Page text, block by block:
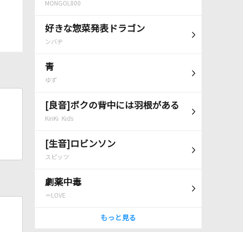
MONGOL800
好きな惣菜発表ドラゴン
ンバヂ
青
ゆず
[良音]ボクの背中には羽根がある
KinKi Kids
[生音]ロビンソン
スピッツ
劇薬中毒
＝LOVE
もっと見る